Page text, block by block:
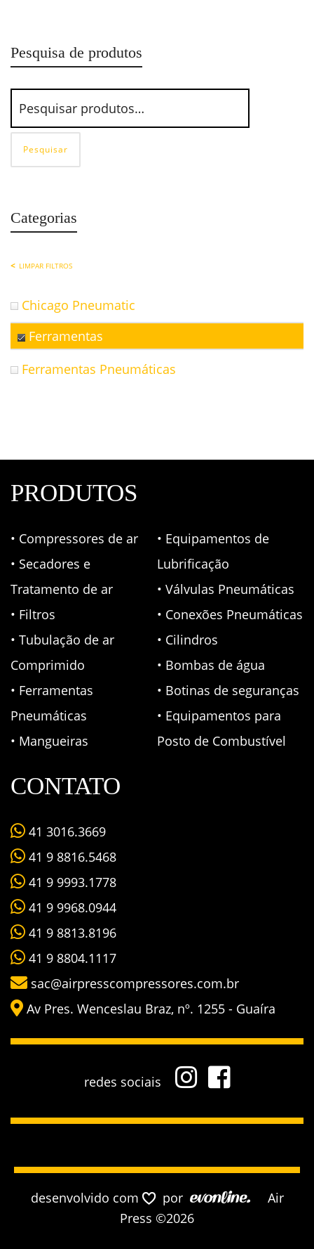
Pesquisa de produtos
Pesquisar
Categorias
LIMPAR FILTROS
Chicago Pneumatic
Ferramentas
Ferramentas Pneumáticas
PRODUTOS
• Compressores de ar
• Secadores e
Tratamento de ar
• Filtros
• Tubulação de ar
Comprimido
• Ferramentas
Pneumáticas
• Mangueiras
• Equipamentos de
Lubrificação
• Válvulas Pneumáticas
• Conexões Pneumáticas
• Cilindros
• Bombas de água
• Botinas de seguranças
• Equipamentos para
Posto de Combustível
CONTATO
41 3016.3669
41 9 8816.5468
41 9 9993.1778
41 9 9968.0944
41 9 8813.8196
41 9 8804.1117
sac@airpresscompressores.com.br
Av Pres. Wenceslau Braz, nº. 1255 - Guaíra
redes sociais
desenvolvido com por
Air
Press ©2026